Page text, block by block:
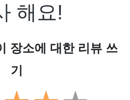
해요!
장소에 대한 리뷰 쓰
기